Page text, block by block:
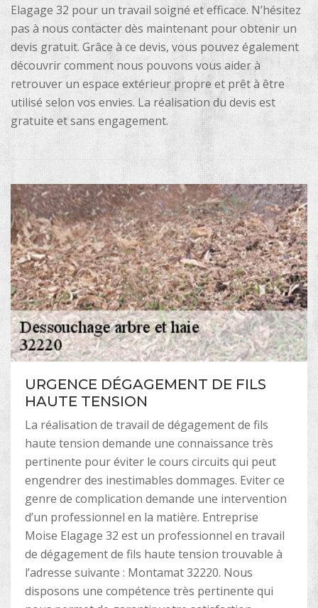
Elagage 32 pour un travail soigné et efficace. N’hésitez
pas à nous contacter dès maintenant pour obtenir un
devis gratuit. Grâce à ce devis, vous pouvez également
découvrir comment nous pouvons vous aider à
retrouver un espace extérieur propre et prêt à être
utilisé selon vos envies. La réalisation du devis est
gratuite et sans engagement.
URGENCE DÉGAGEMENT DE FILS
HAUTE TENSION
La réalisation de travail de dégagement de fils
haute tension demande une connaissance très
pertinente pour éviter le cours circuits qui peut
engendrer des inestimables dommages. Eviter ce
genre de complication demande une intervention
d’un professionnel en la matière. Entreprise
Moise Elagage 32 est un professionnel en travail
de dégagement de fils haute tension trouvable à
l’adresse suivante : Montamat 32220. Nous
disposons une compétence très pertinente qui